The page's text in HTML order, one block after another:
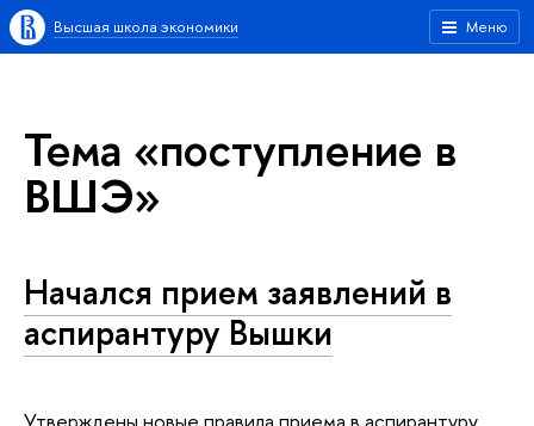
Меню
Высшая школа экономики
Тема «поступление в
ВШЭ»
Начался прием заявлений в
аспирантуру Вышки